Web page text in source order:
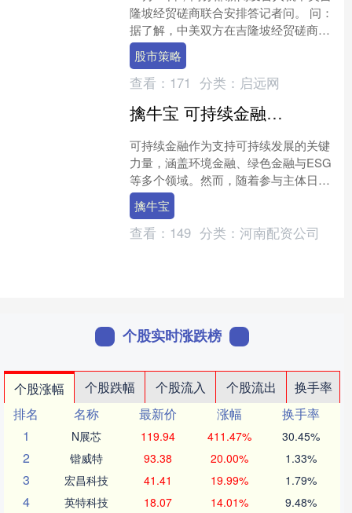
隆坡经贸磋商联合安排答记者问。 问：
据了解，中美双方在吉隆坡经贸磋商就
解决各自关切的经贸问题达成联合安
排。请问商务部能否介....
股市策略
查看： 171 分类： 启远网
擒牛宝 可持续金融进入关键阶段，业内建议加强跨界“翻译”
可持续金融作为支持可持续发展的关键
力量，涵盖环境金融、绿色金融与ESG
等多个领域。然而，随着参与主体日益
多元，涉及金融、产业与市场等多方协
同，为使让技术创新可量....
擒牛宝
查看： 149 分类： 河南配资公司
个股实时涨跌榜
个股涨幅 个股跌幅 个股流入 个股流出
换手率
排名
名称 最新价 涨幅
换手率
1
N展芯 119.94 411.47% 30.45%
2 锴威特 93.38 20.00% 1.33%
3 宏昌科技 41.41 19.99% 1.79%
4 英特科技 18.07 14.01% 9.48%